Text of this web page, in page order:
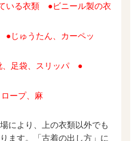
いる衣類 ●ビニール製の衣
じゅうたん、カーペッ
足袋、スリッパ ●
ープ、麻
により、上の衣類以外でも
ます。「古着の出し方」に